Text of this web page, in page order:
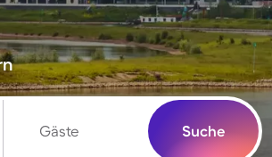
Gäste Suche